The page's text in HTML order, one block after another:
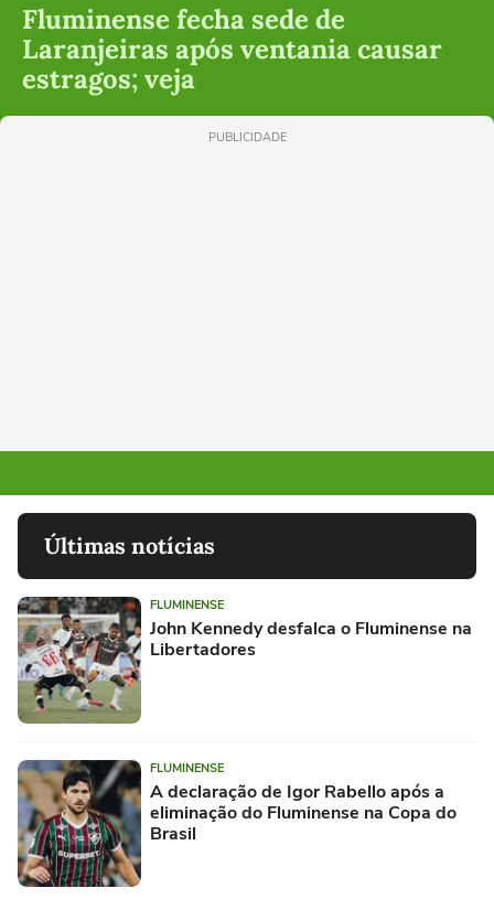
Fluminense fecha sede de
Laranjeiras após ventania causar
estragos; veja
PUBLICIDADE
Últimas notícias
FLUMINENSE
John Kennedy desfalca o Fluminense na
Libertadores
FLUMINENSE
A declaração de Igor Rabello após a
eliminação do Fluminense na Copa do
Brasil